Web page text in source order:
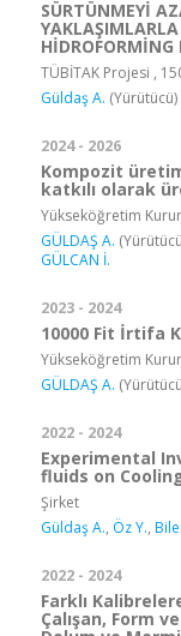
SÜRTÜNMEYİ
TÜBİTAK Projesi ,
Güldaş A. (Yürütücü)
2024 - 2026
Kompozit
katkılı olarak
Yükseköğretim
GÜLDAŞ A.
GÜLCAN İ.
2023 - 2024
10000 Fit İrtifa
Yükseköğretim
GÜLDAŞ A.
2022 - 2024
Experimental
fluids on
Şirket
Güldaş A., Öz Y.,
2022 - 2024
Farklı
Çalışan, Form